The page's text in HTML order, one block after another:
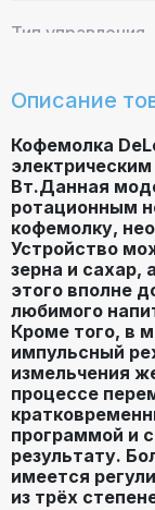
Тип управления
Описание
Кофемолка
Вт.Данная
ротационным
кофемолку,
Устройство
зерна и сахар,
этого вполне
любимого
Кроме того, в
импульсный
измельчения
процессе
программой и
результату.
имеется
из трёх